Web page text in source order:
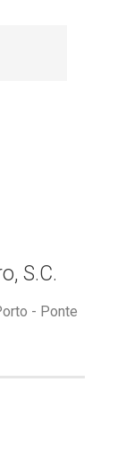
S.C.
- Ponte